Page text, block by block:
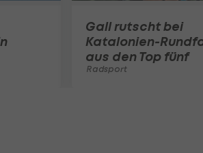
Gall rutscht bei
Katalonien-
aus den Top fünf
Radsport